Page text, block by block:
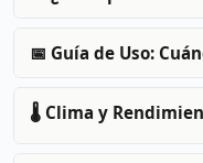
📅 Guía de Uso:
🌡️ Clima y